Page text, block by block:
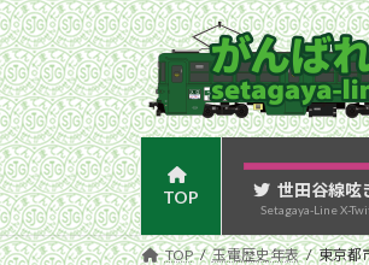
コ
ン
テ
ン
ツ
へ
ス
キ
ッ
ナ
ビ
ゲ
ー
シ
ョ
ン
に
移
TOP 世田谷線呟
Setagaya-Line X-
TOP 玉電歴史年表 東京都